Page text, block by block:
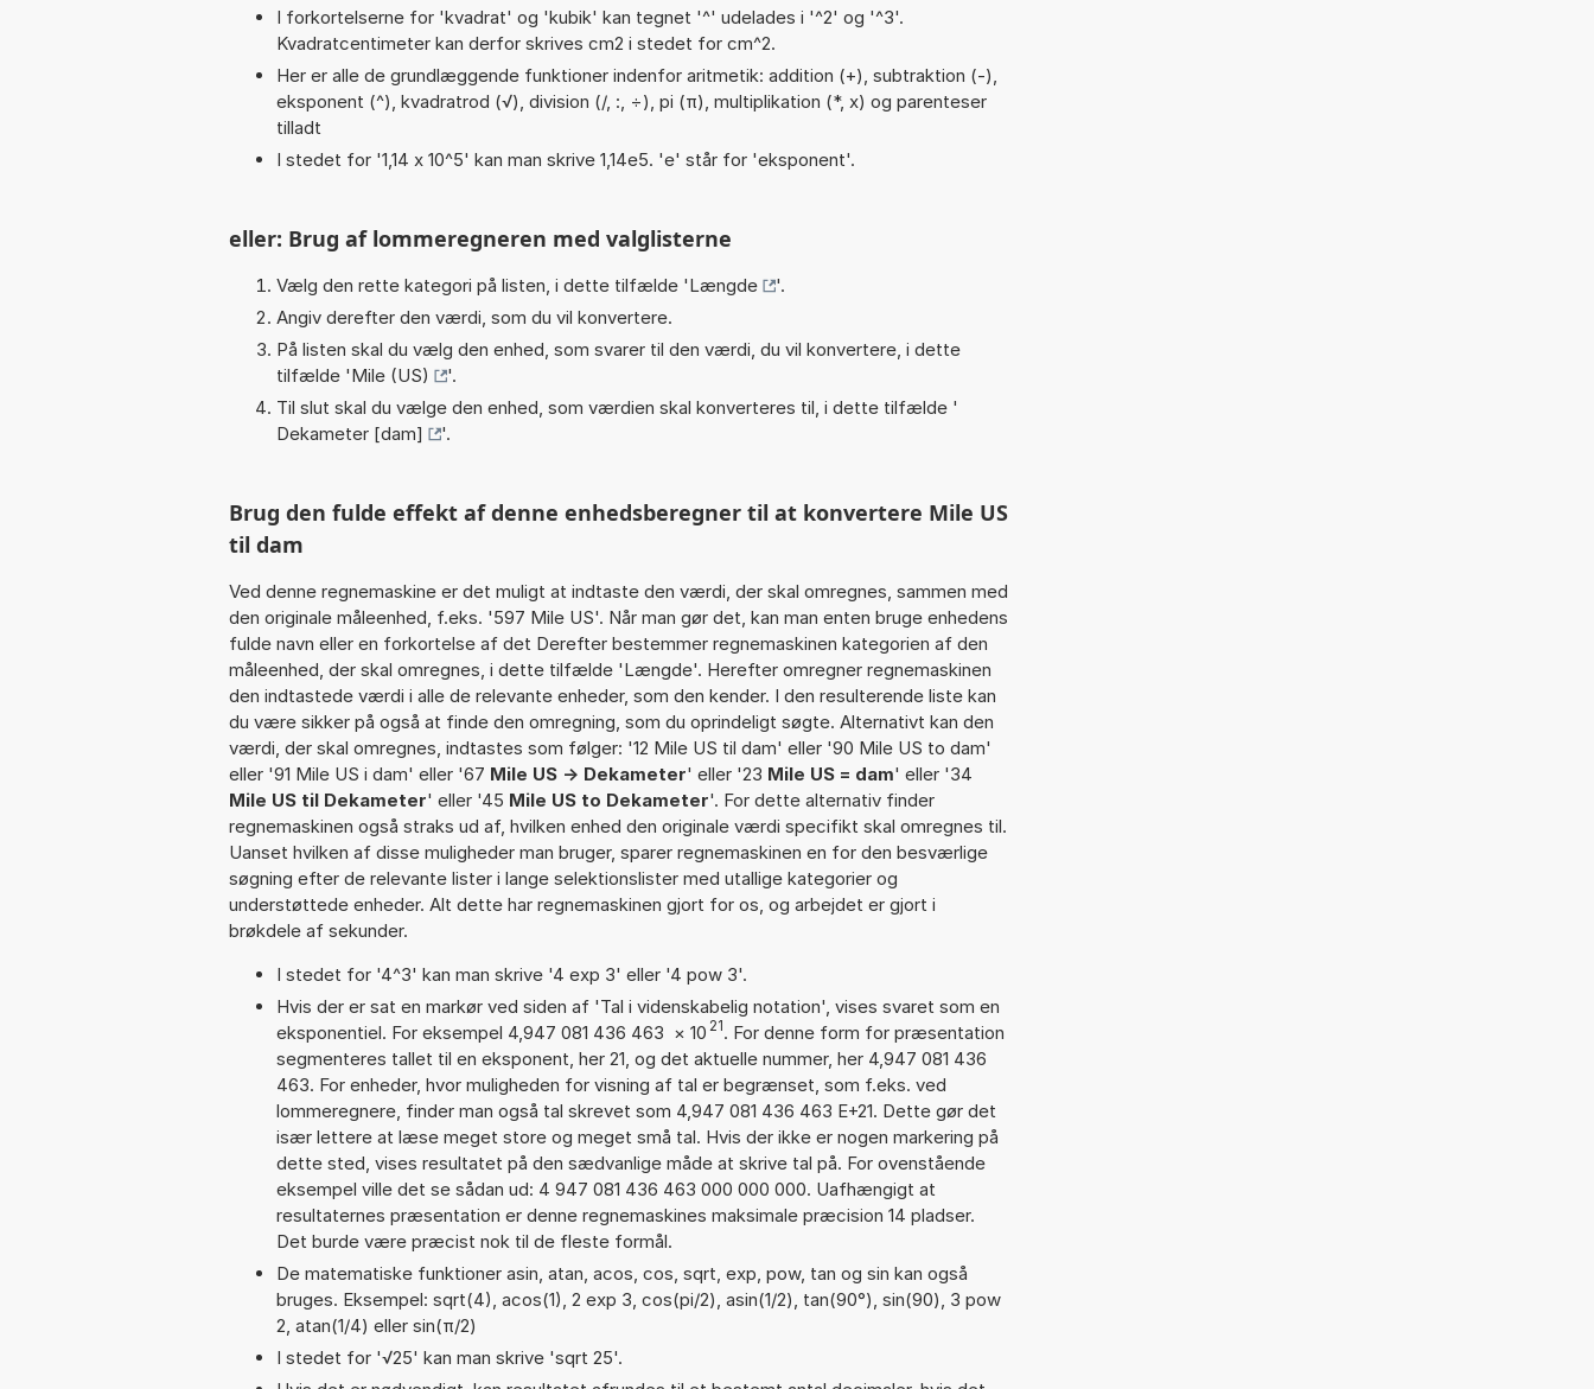
I forkortelserne for 'kvadrat' og 'kubik' kan tegnet '^' udelades i '^2' og '^3'.
Kvadratcentimeter kan derfor skrives cm2 i stedet for cm^2.
Her er alle de grundlæggende funktioner indenfor aritmetik: addition (+), subtraktion (-),
eksponent (^), kvadratrod (√), division (/, :, ÷), pi (π), multiplikation (*, x) og parenteser
tilladt
I stedet for '1,14 x 10^5' kan man skrive 1,14e5. 'e' står for 'eksponent'.
eller: Brug af lommeregneren med valglisterne
Vælg den rette kategori på listen, i dette tilfælde 'Længde
'.
Angiv derefter den værdi, som du vil konvertere.
På listen skal du vælg den enhed, som svarer til den værdi, du vil konvertere, i dette
tilfælde 'Mile (US)
'.
Til slut skal du vælge den enhed, som værdien skal konverteres til, i dette tilfælde '
Dekameter [dam]
'.
Brug den fulde effekt af denne enhedsberegner til at konvertere Mile US
til dam
Ved denne regnemaskine er det muligt at indtaste den værdi, der skal omregnes, sammen med
den originale måleenhed, f.eks. '597 Mile US'. Når man gør det, kan man enten bruge enhedens
fulde navn eller en forkortelse af det Derefter bestemmer regnemaskinen kategorien af den
måleenhed, der skal omregnes, i dette tilfælde 'Længde'. Herefter omregner regnemaskinen
den indtastede værdi i alle de relevante enheder, som den kender. I den resulterende liste kan
du være sikker på også at finde den omregning, som du oprindeligt søgte. Alternativt kan den
værdi, der skal omregnes, indtastes som følger: '12 Mile US til dam' eller '90 Mile US to dam'
eller '91 Mile US i dam' eller '67 Mile US -> Dekameter' eller '23 Mile US = dam' eller '34
Mile US til Dekameter' eller '45 Mile US to Dekameter'. For dette alternativ finder
regnemaskinen også straks ud af, hvilken enhed den originale værdi specifikt skal omregnes til.
Uanset hvilken af disse muligheder man bruger, sparer regnemaskinen en for den besværlige
søgning efter de relevante lister i lange selektionslister med utallige kategorier og
understøttede enheder. Alt dette har regnemaskinen gjort for os, og arbejdet er gjort i
brøkdele af sekunder.
I stedet for '4^3' kan man skrive '4 exp 3' eller '4 pow 3'.
Hvis der er sat en markør ved siden af 'Tal i videnskabelig notation', vises svaret som en
eksponentiel. For eksempel 4,947 081 436 463 × 10 21. For denne form for præsentation
segmenteres tallet til en eksponent, her 21, og det aktuelle nummer, her 4,947 081 436
463. For enheder, hvor muligheden for visning af tal er begrænset, som f.eks. ved
lommeregnere, finder man også tal skrevet som 4,947 081 436 463 E+21. Dette gør det
især lettere at læse meget store og meget små tal. Hvis der ikke er nogen markering på
dette sted, vises resultatet på den sædvanlige måde at skrive tal på. For ovenstående
eksempel ville det se sådan ud: 4 947 081 436 463 000 000 000. Uafhængigt at
resultaternes præsentation er denne regnemaskines maksimale præcision 14 pladser.
Det burde være præcist nok til de fleste formål.
De matematiske funktioner asin, atan, acos, cos, sqrt, exp, pow, tan og sin kan også
bruges. Eksempel: sqrt(4), acos(1), 2 exp 3, cos(pi/2), asin(1/2), tan(90°), sin(90), 3 pow
2, atan(1/4) eller sin(π/2)
I stedet for '√25' kan man skrive 'sqrt 25'.